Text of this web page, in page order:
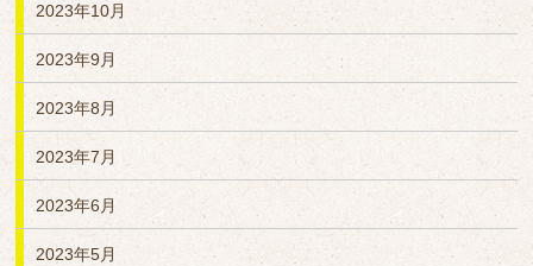
2023年10月
2023年9月
2023年8月
2023年7月
2023年6月
2023年5月